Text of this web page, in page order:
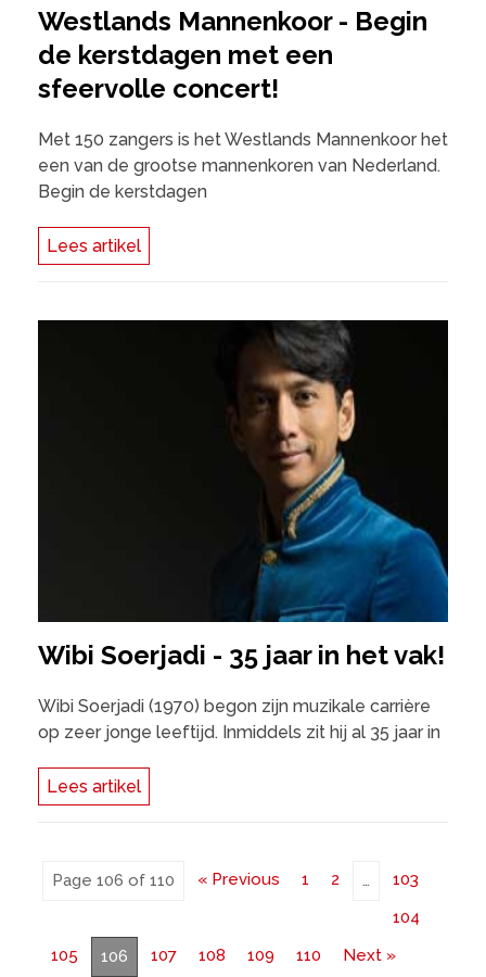
Westlands Mannenkoor - Begin
de kerstdagen met een
sfeervolle concert!
Met 150 zangers is het Westlands Mannenkoor het
een van de grootse mannenkoren van Nederland.
Begin de kerstdagen
Lees artikel
Wibi Soerjadi - 35 jaar in het vak!
Wibi Soerjadi (1970) begon zijn muzikale carrière
op zeer jonge leeftijd. Inmiddels zit hij al 35 jaar in
Lees artikel
Page 106 of 110 « Previous 1 2 …
103
104
105
106 107 108 109 110 Next »